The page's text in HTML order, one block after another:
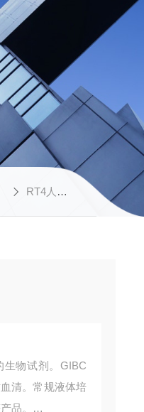
RT4人膀胱移行乳头瘤细胞RT4（通过STR）
生物试剂。GIBC
清。常规液体培
品。